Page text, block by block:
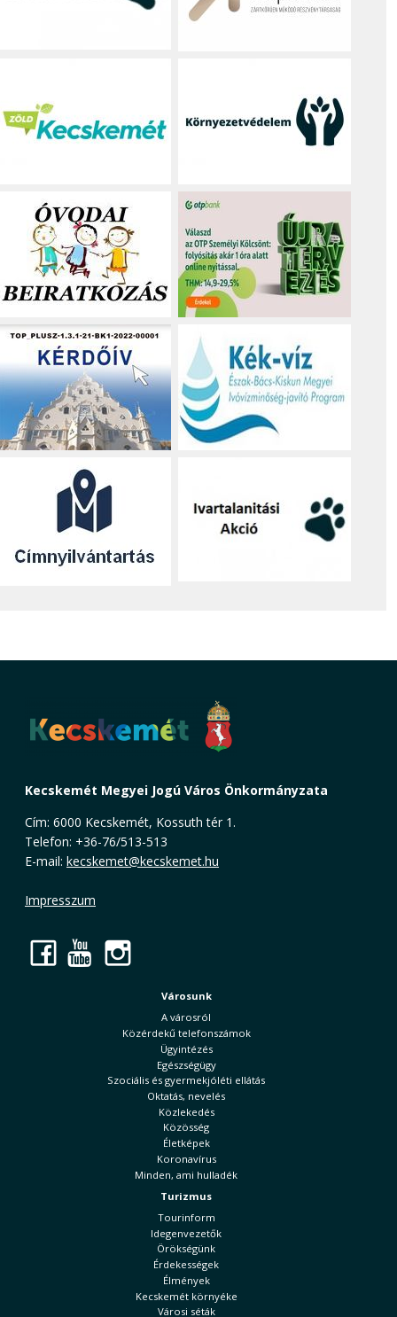
Kecskemét Megyei Jogú Város Önkormányzata
Cím: 6000 Kecskemét, Kossuth tér 1.
Telefon: +36-76/513-513
E-mail: kecskemet@kecskemet.hu
Impresszum
Facebook
YouTube
Városunk
A városról
Közérdekű telefonszámok
Ügyintézés
Egészségügy
Szociális és gyermekjóléti ellátás
Oktatás, nevelés
Közlekedés
Közösség
Életképek
Koronavírus
Minden, ami hulladék
Turizmus
Tourinform
Idegenvezetők
Örökségünk
Érdekességek
Élmények
Kecskemét környéke
Városi séták